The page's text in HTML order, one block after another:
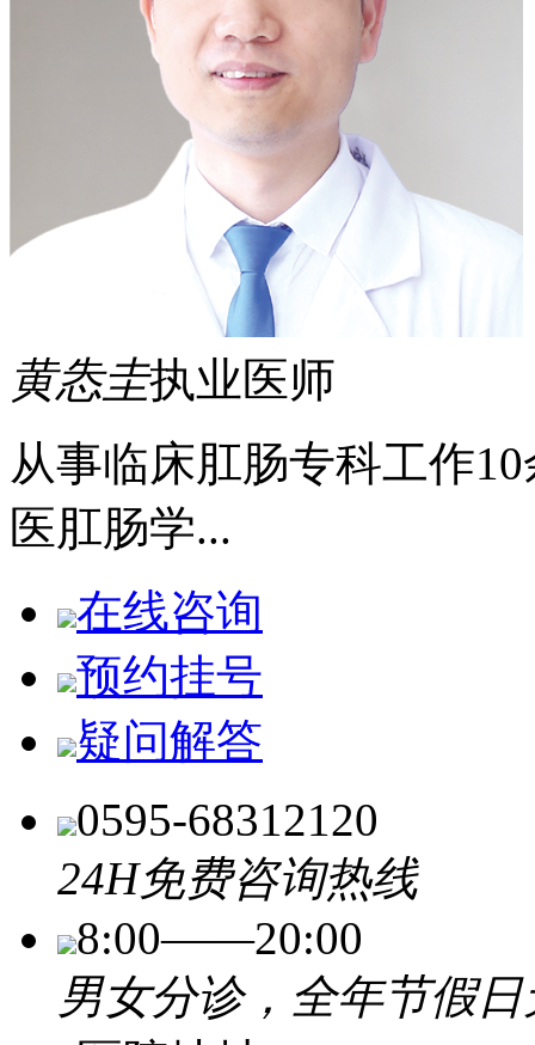
黄怣圭执业医师
从事临床肛肠专科工作
医肛肠学...
在线咨询
预约挂号
疑问解答
0595-68312120
24H免费咨询热线
8:00――20:00
男女分诊，全年节假